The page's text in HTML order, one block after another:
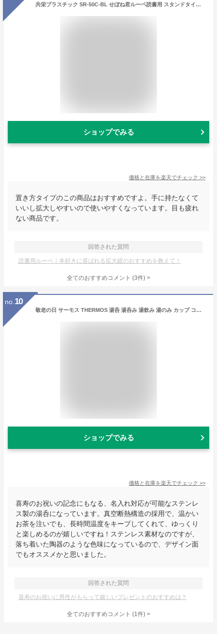
共栄プラスチック SR-50C-BL せぼね君ルーペ読書用 スタンドタイプ SR50CBL
ショップでみる
価格と在庫を楽天でチェック >>
置き方タイプのこの商品はおすすめですよ。手に持たなくて
いいし拡大しやすいので使いやすくなっています。目も疲れ
ない商品です。
回答された質問
読書用ルーペ｜本好きに喜ばれる拡大鏡のおすすめを教えて！
全てのおすすめコメント (3件) >
no. 10
敬老の日 サーモス THERMOS 湯呑 湯呑み 湯飲み 湯のみ カップ コップ 名入れ 名前入れ 名入れ無料 ステンレス 200ml 保温 保冷 ギフト プレゼント 人気 オリジナル 真空耐熱カップ ノベルティ 名前 お祝い ペア 男性 女性 喜寿 還暦 還暦祝い 祖母 祖父 孫 孫から
ショップでみる
価格と在庫を楽天でチェック >>
喜寿のお祝いの記念にもなる、名入れ対応が可能なステンレ
ス製の湯呑になっています。真空断熱構造の採用で、温かい
お茶を注いでも、長時間温度をキープしてくれて、ゆっくり
と楽しめるのが嬉しいですね！ステンレス素材なのですが、
落ち着いた陶器のような色味になっているので、デザイン面
でもオススメかと思いました。
回答された質問
喜寿のお祝いに男性がもらって嬉しいプレゼントのおすすめは？
全てのおすすめコメント (1件) >